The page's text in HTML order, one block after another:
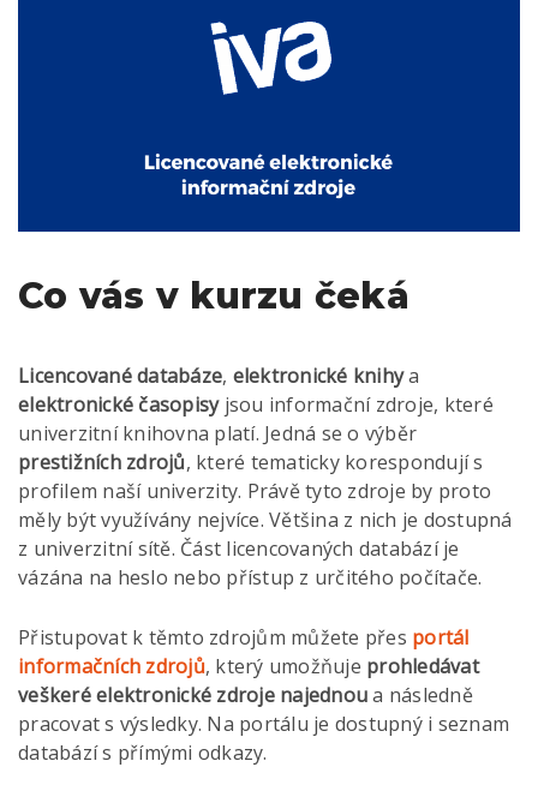
Co vás v kurzu čeká
Licencované databáze, elektronické knihya
elektronické časopisyjsou informační zdroje, které
univerzitní knihovna platí. Jedná se o výběr
prestižních zdrojů, které tematicky korespondují s
profilem naší univerzity. Právě tyto zdroje by proto
měly být využívány nejvíce. Většina z nich je dostupná
z univerzitní sítě. Část licencovaných databází je
vázána na heslo nebo přístup z určitého počítače.
Přistupovat k těmto zdrojům můžete přes portál
informačních zdrojů, který umožňuje prohledávat
veškeré elektronické zdroje najednoua následně
pracovat s výsledky. Na portálu je dostupný i seznam
databází s přímými odkazy.